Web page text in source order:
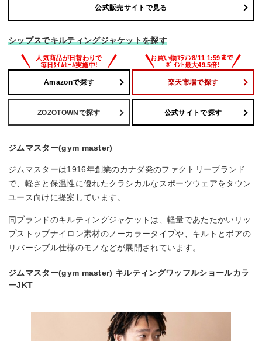
公式販売サイトで見る
シップスでキルティングジャケットを探す
Amazonで探す 楽天市場で探す
ZOZOTOWNで探す 公式サイトで探す
ジムマスター(gym master)
ジムマスターは1916年創業のカナダ発のファクトリーブランド
で、軽さと保温性に優れたクラシカルなスポーツウェアをタウン
ユース向けに提案しています。
同ブランドのキルティングジャケットは、軽量であたたかいリッ
プストップナイロン素材のノーカラータイプや、キルトとボアの
リバーシブル仕様のモノなどが展開されています。
ジムマスター(gym master) キルティングワッフルショールカラ
ーJKT